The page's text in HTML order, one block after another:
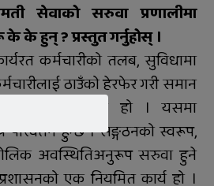
सेवाको सरुवा प्रणालीमा
के हुन् ? प्रस्तुत गर्नुहोस् ।
कर्मचारीको तलब, सुविधामा
ठाउँको हेरफेर गरी समान
पद्धति सरुवा हो । यसमा
परिवर्तन हुन्छ । सङ्गठनको स्वरूप,
अवस्थितिअनुरूप सरुवा हुने
एक नियमित कार्य हो ।